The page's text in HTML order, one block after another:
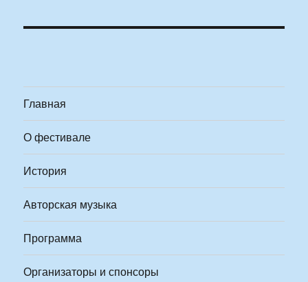
Главная
О фестивале
История
Авторская музыка
Программа
Организаторы и спонсоры